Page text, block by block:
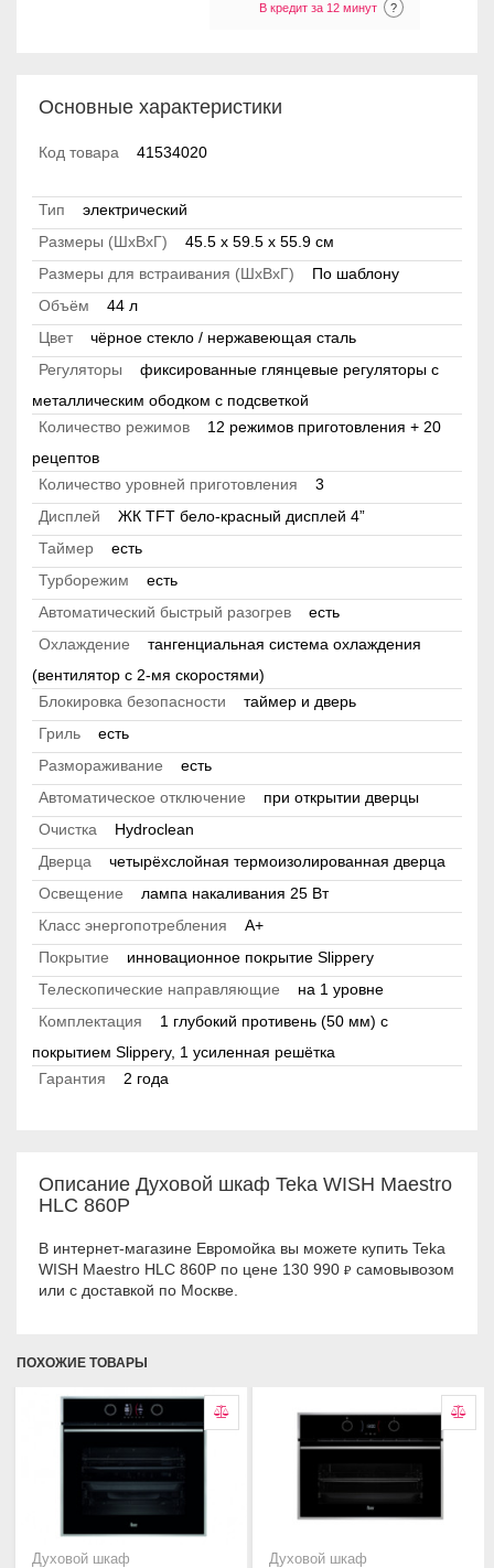
В кредит за 12 минут ?
Основные характеристики
Код товара 41534020
Тип
электрический
Размеры (ШхВхГ)
45.5 х 59.5 x 55.9 см
Размеры для встраивания (ШхВхГ)
По шаблону
Объём
44 л
Цвет
чёрное стекло / нержавеющая сталь
Регуляторы
фиксированные глянцевые регуляторы с
металлическим ободком с подсветкой
Количество режимов
12 режимов приготовления + 20
рецептов
Количество уровней приготовления
3
Дисплей
ЖК TFT бело-красный дисплей 4”
Таймер
есть
Турборежим
есть
Автоматический быстрый разогрев
есть
Охлаждение
тангенциальная система охлаждения
(вентилятор с 2-мя скоростями)
Блокировка безопасности
таймер и дверь
Гриль
есть
Размораживание
есть
Автоматическое отключение
при открытии дверцы
Очистка
Hydroclean
Дверца
четырёхслойная термоизолированная дверца
Освещение
лампа накаливания 25 Вт
Класс энергопотребления
A+
Покрытие
инновационное покрытие Slippery
Телескопические направляющие
на 1 уровне
Комплектация
1 глубокий противень (50 мм) с
покрытием Slippery, 1 усиленная решётка
Гарантия
2 года
Описание Духовой шкаф Teka WISH Maestro
HLC 860P
В интернет-магазине Евромойка вы можете купить Teka
WISH Maestro HLC 860P по цене 130 990 ₽ самовывозом
или с доставкой по Москве.
ПОХОЖИЕ ТОВАРЫ
Духовой шкаф Духовой шкаф